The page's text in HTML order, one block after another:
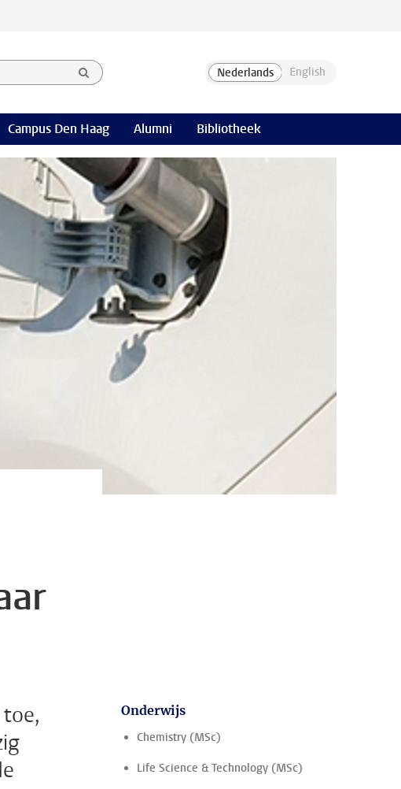
Campus Den Haag Alumni Bibliotheek
Onderwijs
Chemistry (MSc)
Life Science & Technology (MSc)